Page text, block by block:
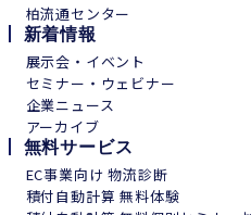
柏流通センター
新着情報
展示会・イベント
セミナー・ウェビナー
企業ニュース
アーカイブ
無料サービス
EC事業向け 物流診断
積付自動計算 無料体験